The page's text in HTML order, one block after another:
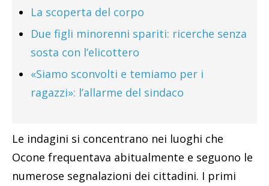
La scoperta del corpo
Due figli minorenni spariti: ricerche senza
sosta con l’elicottero
«Siamo sconvolti e temiamo per i
ragazzi»: l’allarme del sindaco
Le indagini si concentrano nei luoghi che
Ocone frequentava abitualmente e seguono le
numerose segnalazioni dei cittadini. I primi